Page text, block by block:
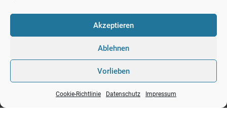
Akzeptieren
Ablehnen
Vorlieben
Cookie-Richtlinie Datenschutz Impressum
s+v Gesellschaft für industrielles bauen mbH